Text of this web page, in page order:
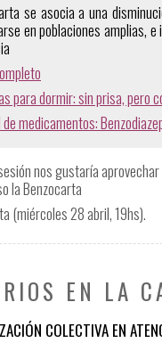
se asocia a una
en poblaciones amplias,
para dormir: sin prisa, pero
medicamentos:
nos gustaría
la Benzocarta
(miércoles 28 abril, 19hs).
EN LA
COLECTIVA EN